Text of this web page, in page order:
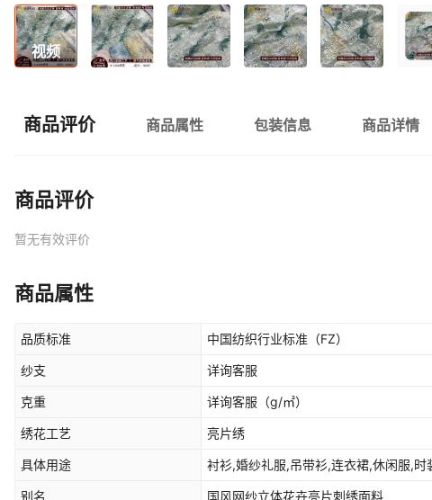
视频
商品评价 商品属性 包装信息 商品详情
商品评价
暂无有效评价
商品属性
品质标准 中国纺织行业标准（FZ）
纱支 详询客服
克重 详询客服 （g/㎡）
绣花工艺 亮片绣
具体用途 衬衫,婚纱礼服,吊带衫,连衣裙,休闲服,
别名 国风网纱立体花卉亮片刺绣面料